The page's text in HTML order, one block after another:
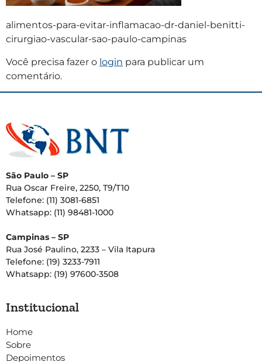
alimentos-para-evitar-inflamacao-dr-daniel-benitti-
cirurgiao-vascular-sao-paulo-campinas
Você precisa fazer o login para publicar um
comentário.
São Paulo – SP
Rua Oscar Freire, 2250, T9/T10
Telefone: (11) 3081-6851
Whatsapp: (11) 98481-1000
Campinas – SP
Rua José Paulino, 2233 – Vila Itapura
Telefone: (19) 3233-7911
Whatsapp: (19) 97600-3508
Institucional
Home
Sobre
Depoimentos